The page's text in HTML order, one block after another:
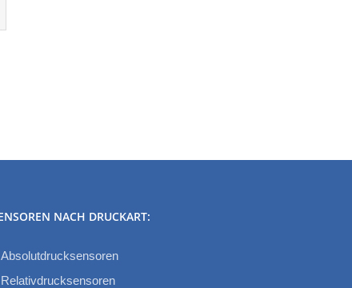
NACH DRUCKART:
Absolutdrucksensoren
Relativdrucksensoren